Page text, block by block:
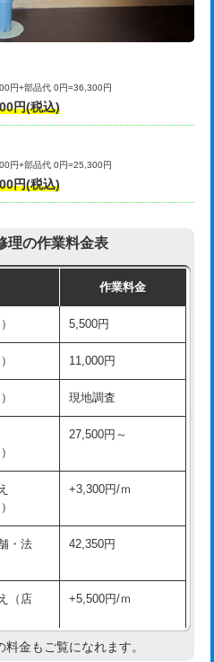
/3ｍ超
作業）
まで）
38,500円
38,500円
22,000円
16,500円
現場見積
格です。
掃・修
作業）
掃・修
作業）
33,000円
プ
22,000円+材料費
栓） 16,500円
/3ｍ超
円+部品代 0円=36,300円
円(税込)
円+部品代 0円=25,300円
円(税込)
理の作業料金表
作業料金
5,500円
11,000円
現地調査
27,500円～
+3,300円/ｍ
・法
42,350円
（店
+5,500円/ｍ
現地調査
金もご覧になれます。